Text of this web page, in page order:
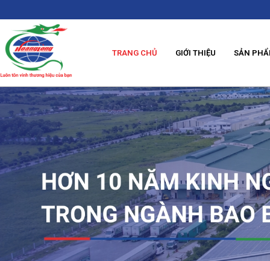
TRANG CHỦ GIỚI THIỆU SẢN